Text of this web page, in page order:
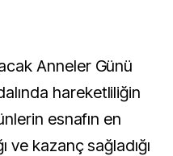
Anneler Günü
hareketliliğin
esnafın en
ve kazanç sağladığı